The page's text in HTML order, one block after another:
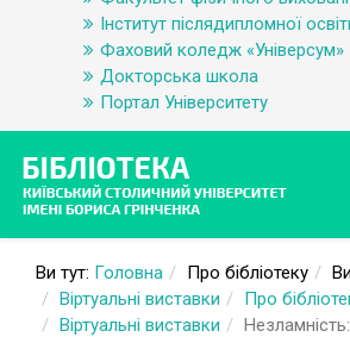
Інститут післядипломної
Фаховий коледж «Універсум»
Докторська школа
Портал Університету
Ви тут: Головна Про бібліотеку
Віртуальні виставки
Про
Віртуальні виставки